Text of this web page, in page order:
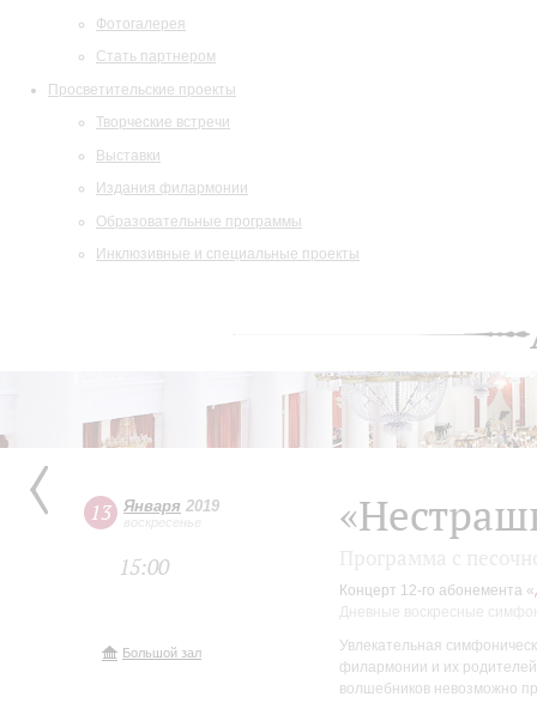
Фотогалерея
Стать партнером
Просветительские проекты
Творческие встречи
Выставки
Издания филармонии
Образовательные программы
Инклюзивные и специальные проекты
13 Января 2019
воскресенье
15:00
Большой зал
Концерт 12-го абонемента «
Дневные воскресные
Увлекательная
филармонии и их
волшебников невозможно